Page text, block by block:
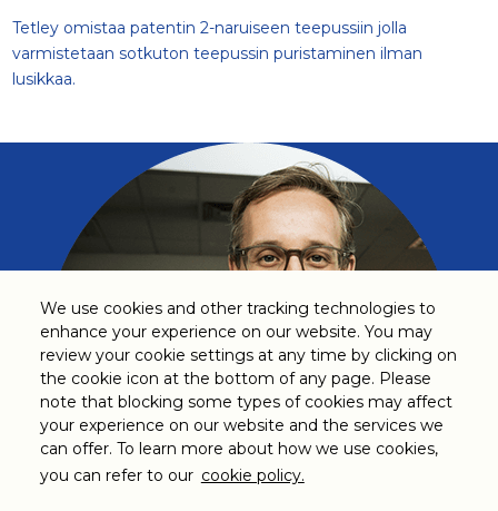
We use cookies and other tracking technologies to
enhance your experience on our website. You may
review your cookie settings at any time by clicking on
the cookie icon at the bottom of any page. Please
note that blocking some types of cookies may affect
your experience on our website and the services we
can offer. To learn more about how we use cookies,
you can refer to our cookie policy.
Tetley omistaa patentin 2-naruiseen teepussiin jolla
varmistetaan sotkuton teepussin puristaminen ilman
lusikkaa.